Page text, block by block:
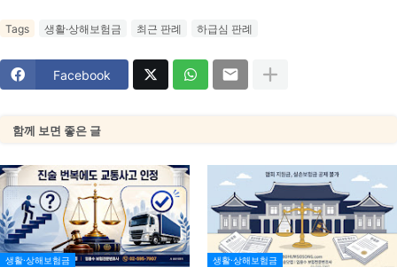
Tags 생활·상해보험금 최근 판례 하급심 판례
Facebook
함께 보면 좋은 글
생활·상해보험금 생활·상해보험금